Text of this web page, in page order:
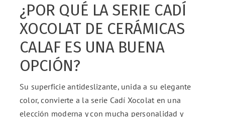
¿POR QUÉ LA SERIE CADÍ
XOCOLAT DE CERÁMICAS
CALAF ES UNA BUENA
OPCIÓN?
Su superficie antideslizante, unida a su elegante
color, convierte a la serie Cadí Xocolat en una
elección moderna y con mucha personalidad y